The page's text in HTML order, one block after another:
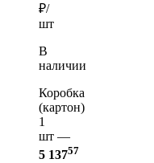
₽/
шт
В
наличии
Коробка
(картон)
1
шт —
5 13757